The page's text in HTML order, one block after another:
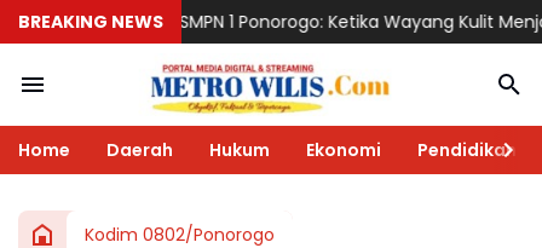
BREAKING NEWS
1 Ponorogo: Ketika Wayang Kulit Menjadi Cermin
Home Daerah Hukum Ekonomi Pendidikan
Kodim 0802/Ponorogo